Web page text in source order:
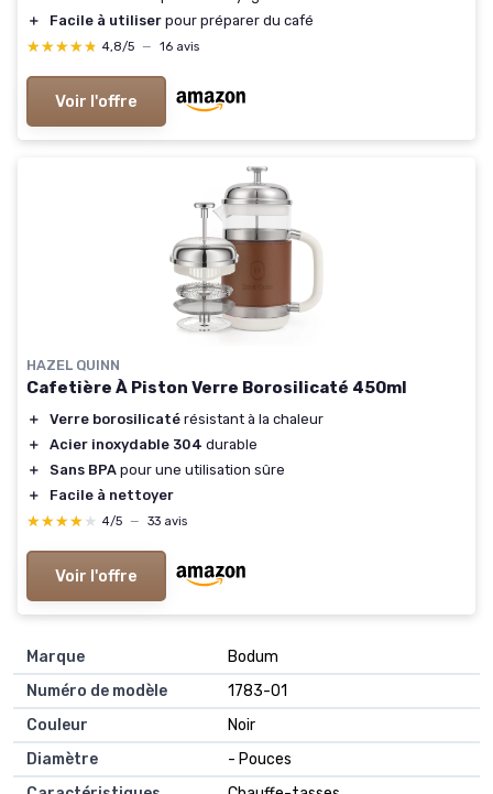
＋
Facile à utiliser pour préparer du café
★★★★★
★★★★★ 4,8/5 — 16 avis
Voir l'offre
HAZEL QUINN
Cafetière À Piston Verre Borosilicaté 450ml
＋ Verre borosilicaté résistant à la chaleur
＋
Acier inoxydable 304 durable
＋
Sans BPA pour une utilisation sûre
＋
Facile à nettoyer
★★★★★
★★★★★ 4/5 — 33 avis
Voir l'offre
Marque
‎Bodum
Numéro de modèle
‎1783-01
Couleur
‎Noir
Diamètre
‎- Pouces